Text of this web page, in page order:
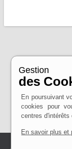
Gestion
des
En poursuivant
cookies pour
centres
En savoir plus et